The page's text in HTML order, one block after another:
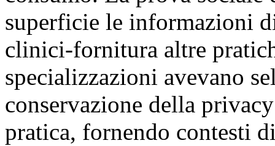
superficie le informazioni
clinici-fornitura altre
specializzazioni avevano
conservazione della
pratica, fornendo contesti